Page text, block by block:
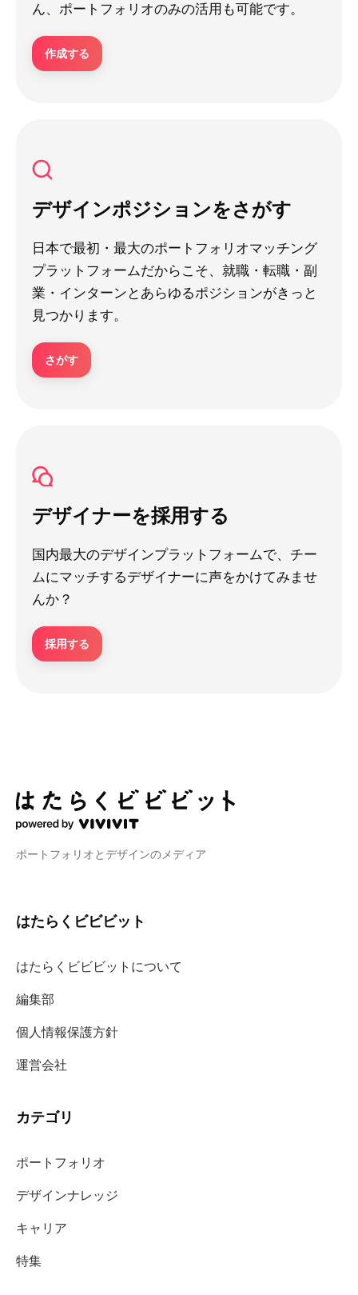
ん、ポートフォリオのみの活用も可能です。
作成する
デザインポジションをさがす
日本で最初・最大のポートフォリオマッチング
プラットフォームだからこそ、就職・転職・副
業・インターンとあらゆるポジションがきっと
見つかります。
さがす
デザイナーを採用する
国内最大のデザインプラットフォームで、チー
ムにマッチするデザイナーに声をかけてみませ
んか？
採用する
ポートフォリオとデザインのメディア
はたらくビビビット
はたらくビビビットについて
編集部
個人情報保護方針
運営会社
カテゴリ
ポートフォリオ
デザインナレッジ
キャリア
特集